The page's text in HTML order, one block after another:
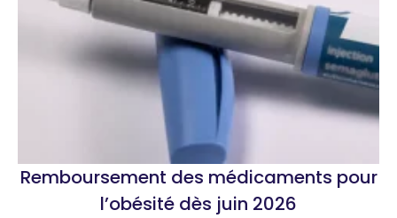
Remboursement des médicaments pour
l’obésité dès juin 2026